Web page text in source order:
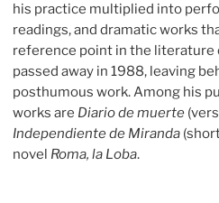
his practice multiplied into
readings, and dramatic works
reference point in the literature
passed away in 1988, leaving
posthumous work. Among his
works are Diario de muerte
Independiente de Miranda
novel Roma, la Loba.